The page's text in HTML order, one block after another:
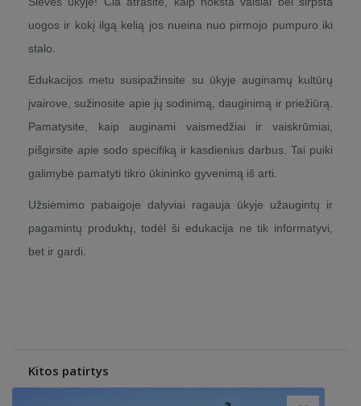
uogos ir kokį ilgą kelią jos nueina nuo pirmojo pumpuro iki
stalo.
Edukacijos metu susipažinsite su ūkyje auginamų kultūrų
įvairove, sužinosite apie jų sodinimą, dauginimą ir priežiūrą.
Pamatysite, kaip auginami vaismedžiai ir vaiskrūmiai,
pišgirsite apie sodo specifiką ir kasdienius darbus. Tai puiki
galimybė pamatyti tikro ūkininko gyvenimą iš arti.
Užsiėmimo pabaigoje dalyviai ragauja ūkyje užaugintų ir
pagamintų produktų, todėl ši edukacija ne tik informatyvi,
bet ir gardi.
Kitos patirtys